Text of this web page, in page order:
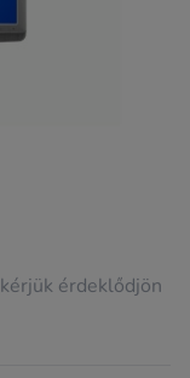
érdeklődjön